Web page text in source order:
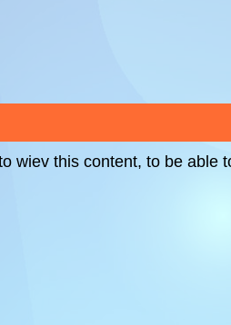
wiev this content, to be able